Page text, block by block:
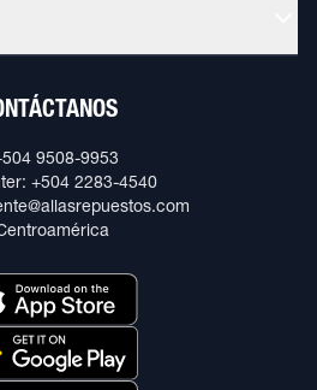
9508-9953
+504 2283-4540